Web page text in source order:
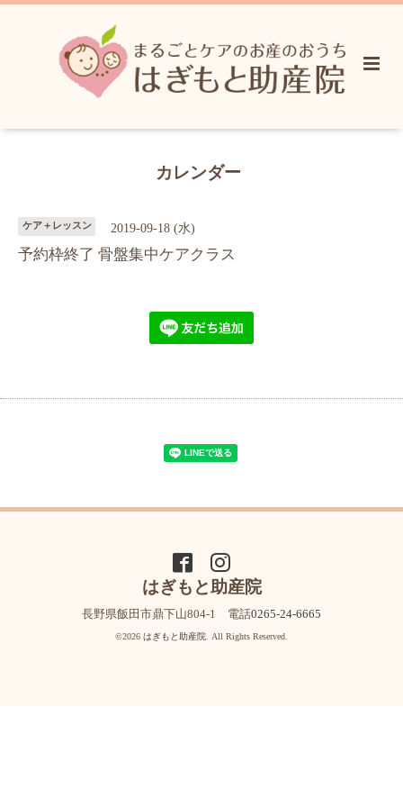
カレンダー
ケア＋レッスン 2019-09-18 (水)
予約枠終了 骨盤集中ケアクラス
はぎもと助産院
長野県飯田市鼎下山804-1 電話0265-24-6665
©2026 はぎもと助産院 . All Rights Reserved.